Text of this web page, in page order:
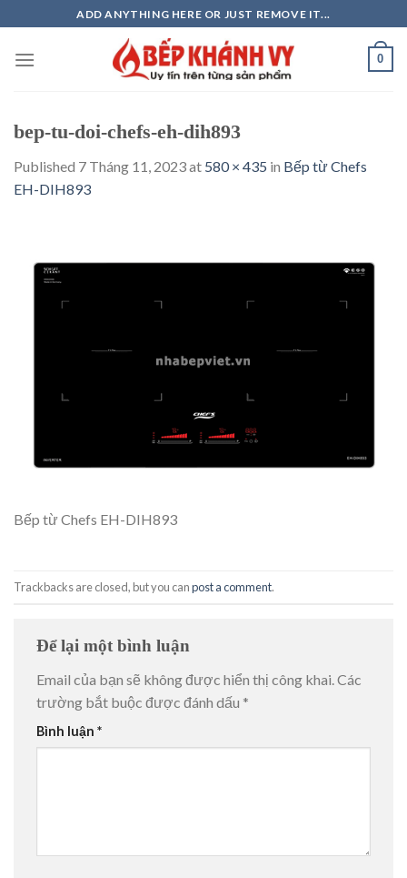
to
content
ADD ANYTHING HERE OR JUST REMOVE IT...
0
bep-tu-doi-chefs-eh-dih893
Published 7 Tháng 11, 2023at 580 × 435 in Bếp từ Chefs
EH-DIH893
Bếp từ Chefs EH-DIH893
Trackbacks are closed, but you canpost a comment.
Để lại một bình luận
Email của bạn sẽ không được hiển thị công khai.Các
trường bắt buộc được đánh dấu *
Bình luận *